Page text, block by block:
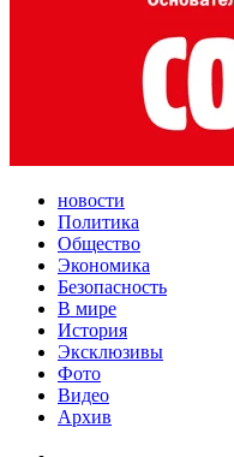
новости
Политика
Общество
Экономика
Безопасность
В мире
История
Эксклюзивы
Фото
Видео
Архив